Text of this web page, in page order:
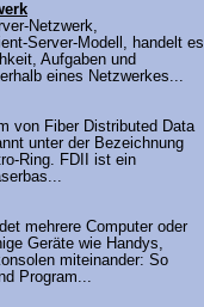
Netzwerk,
Server-Modell, handelt es
Aufgaben und
eines Netzwerkes...
von Fiber Distributed Data
unter der Bezeichnung
Ring. FDII ist ein
mehrere Computer oder
Geräte wie Handys,
miteinander: So
Program...